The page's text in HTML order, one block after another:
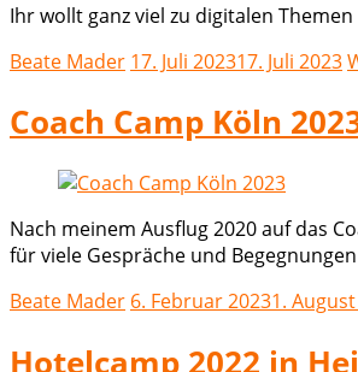
Ihr wollt ganz viel zu digitalen
Beate Mader 17. Juli 202317. Juli 2023
Coach Camp Köln
Nach meinem Ausflug 2020 auf das
für viele Gespräche und Begegnungen
Beate Mader 6. Februar 20231.
Hotelcamp 2022 in